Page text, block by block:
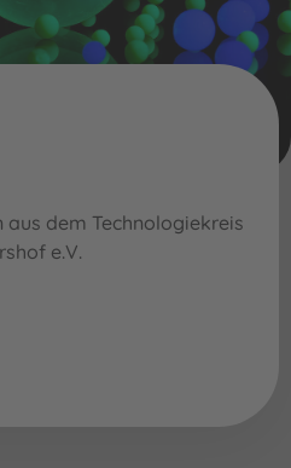
dem Technologiekreis
e.V.